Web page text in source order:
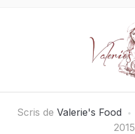
Scris de Valerie's Food
2015